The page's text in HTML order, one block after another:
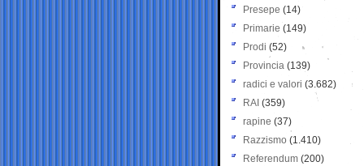
Presepe (14)
Primarie (149)
Prodi (52)
Provincia (139)
radici e valori (3.682)
RAI (359)
rapine (37)
Razzismo (1.410)
Referendum (200)